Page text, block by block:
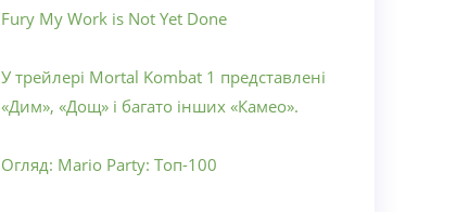
Fury My Work is Not Yet Done
У трейлері Mortal Kombat 1 представлені
«Дим», «Дощ» і багато інших «Камео».
Огляд: Mario Party: Топ-100